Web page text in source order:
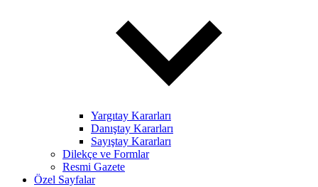
Yargıtay Kararları
Danıştay Kararları
Sayıştay Kararları
Dilekçe ve Formlar
Resmi Gazete
Özel Sayfalar